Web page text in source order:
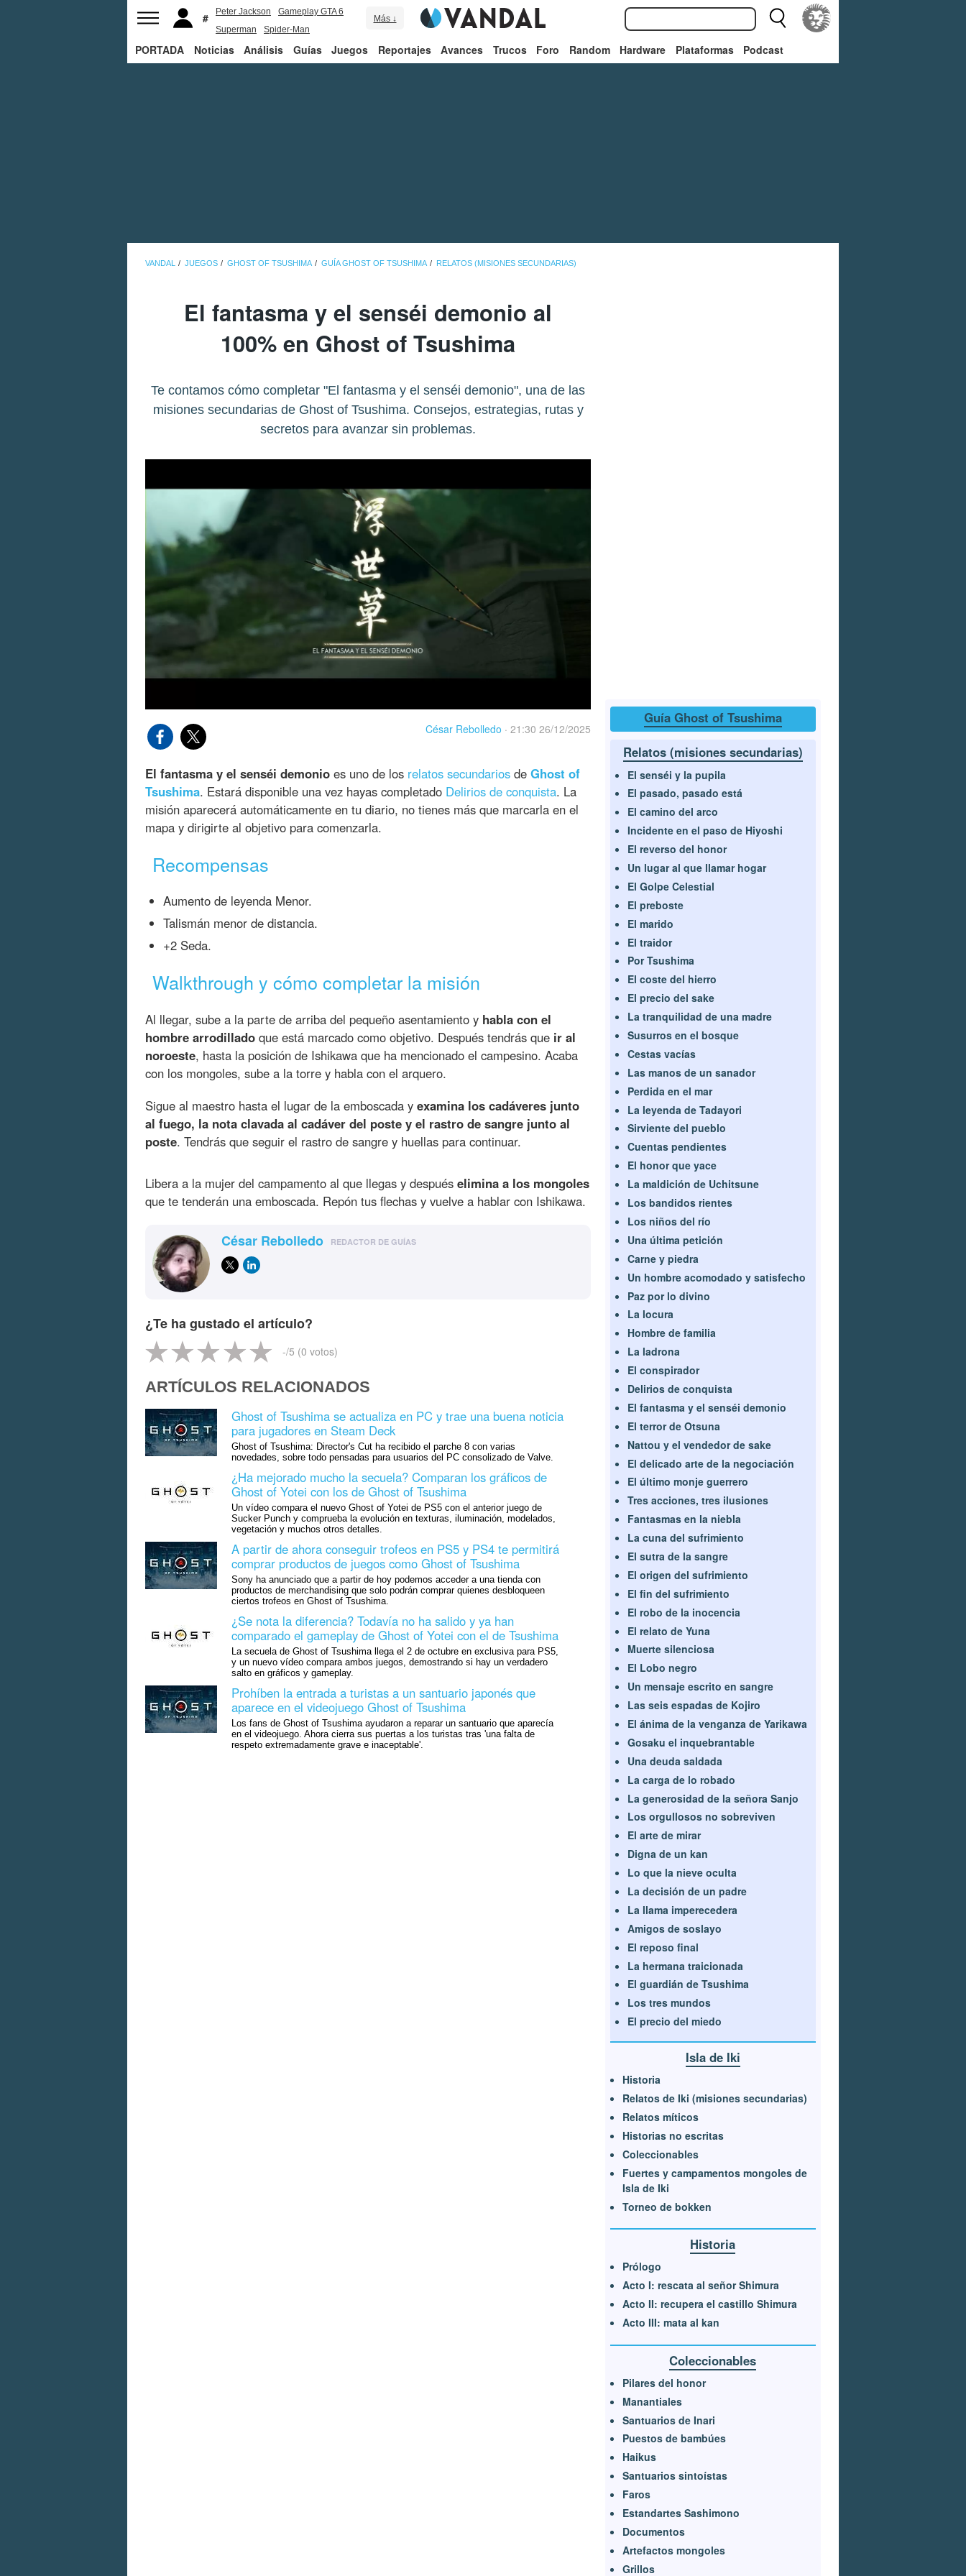
Peter Jackson
Gameplay GTA 6
Superman
Spider-Man
Más ↓
PORTADA Noticias Análisis Guías Juegos Reportajes Avances Trucos Foro Random Hardware Plataformas Podcast
VANDAL JUEGOS GHOST OF TSUSHIMA GUÍA GHOST OF TSUSHIMA RELATOS (MISIONES SECUNDARIAS)
El fantasma y el senséi demonio al
100% en Ghost of Tsushima
Te contamos cómo completar "El fantasma y el senséi demonio", una de las
misiones secundarias de Ghost of Tsushima. Consejos, estrategias, rutas y
secretos para avanzar sin problemas.
César Rebolledo · 21:30 26/12/2025
El fantasma y el senséi demonio es uno de los relatos secundarios de Ghost of
Tsushima. Estará disponible una vez hayas completado Delirios de conquista. La
misión aparecerá automáticamente en tu diario, no tienes más que marcarla en el
mapa y dirigirte al objetivo para comenzarla.
Recompensas
Aumento de leyenda Menor.
Talismán menor de distancia.
+2 Seda.
Walkthrough y cómo completar la misión
Al llegar, sube a la parte de arriba del pequeño asentamiento y habla con el
hombre arrodillado que está marcado como objetivo. Después tendrás que ir al
noroeste, hasta la posición de Ishikawa que ha mencionado el campesino. Acaba
con los mongoles, sube a la torre y habla con el arquero.
Sigue al maestro hasta el lugar de la emboscada y examina los cadáveres junto
al fuego, la nota clavada al cadáver del poste y el rastro de sangre junto al
poste. Tendrás que seguir el rastro de sangre y huellas para continuar.
Libera a la mujer del campamento al que llegas y después elimina a los mongoles
que te tenderán una emboscada. Repón tus flechas y vuelve a hablar con Ishikawa.
César Rebolledo REDACTOR DE GUÍAS
¿Te ha gustado el artículo?
-/5 (0 votos)
ARTÍCULOS RELACIONADOS
Ghost of Tsushima se actualiza en PC y trae una buena noticia
para jugadores en Steam Deck
Ghost of Tsushima: Director's Cut ha recibido el parche 8 con varias
novedades, sobre todo pensadas para usuarios del PC consolizado de Valve.
¿Ha mejorado mucho la secuela? Comparan los gráficos de
Ghost of Yotei con los de Ghost of Tsushima
Un vídeo compara el nuevo Ghost of Yotei de PS5 con el anterior juego de
Sucker Punch y comprueba la evolución en texturas, iluminación, modelados,
vegetación y muchos otros detalles.
A partir de ahora conseguir trofeos en PS5 y PS4 te permitirá
comprar productos de juegos como Ghost of Tsushima
Sony ha anunciado que a partir de hoy podemos acceder a una tienda con
productos de merchandising que solo podrán comprar quienes desbloqueen
ciertos trofeos en Ghost of Tsushima.
¿Se nota la diferencia? Todavía no ha salido y ya han
comparado el gameplay de Ghost of Yotei con el de Tsushima
La secuela de Ghost of Tsushima llega el 2 de octubre en exclusiva para PS5,
y un nuevo vídeo compara ambos juegos, demostrando si hay un verdadero
salto en gráficos y gameplay.
Prohíben la entrada a turistas a un santuario japonés que
aparece en el videojuego Ghost of Tsushima
Los fans de Ghost of Tsushima ayudaron a reparar un santuario que aparecía
en el videojuego. Ahora cierra sus puertas a los turistas tras 'una falta de
respeto extremadamente grave e inaceptable'.
Guía Ghost of Tsushima
Relatos (misiones secundarias)
El senséi y la pupila
El pasado, pasado está
El camino del arco
Incidente en el paso de Hiyoshi
El reverso del honor
Un lugar al que llamar hogar
El Golpe Celestial
El preboste
El marido
El traidor
Por Tsushima
El coste del hierro
El precio del sake
La tranquilidad de una madre
Susurros en el bosque
Cestas vacías
Las manos de un sanador
Perdida en el mar
La leyenda de Tadayori
Sirviente del pueblo
Cuentas pendientes
El honor que yace
La maldición de Uchitsune
Los bandidos rientes
Los niños del río
Una última petición
Carne y piedra
Un hombre acomodado y satisfecho
Paz por lo divino
La locura
Hombre de familia
La ladrona
El conspirador
Delirios de conquista
El fantasma y el senséi demonio
El terror de Otsuna
Nattou y el vendedor de sake
El delicado arte de la negociación
El último monje guerrero
Tres acciones, tres ilusiones
Fantasmas en la niebla
La cuna del sufrimiento
El sutra de la sangre
El origen del sufrimiento
El fin del sufrimiento
El robo de la inocencia
El relato de Yuna
Muerte silenciosa
El Lobo negro
Un mensaje escrito en sangre
Las seis espadas de Kojiro
El ánima de la venganza de Yarikawa
Gosaku el inquebrantable
Una deuda saldada
La carga de lo robado
La generosidad de la señora Sanjo
Los orgullosos no sobreviven
El arte de mirar
Digna de un kan
Lo que la nieve oculta
La decisión de un padre
La llama imperecedera
Amigos de soslayo
El reposo final
La hermana traicionada
El guardián de Tsushima
Los tres mundos
El precio del miedo
Isla de Iki
Historia
Relatos de Iki (misiones secundarias)
Relatos míticos
Historias no escritas
Coleccionables
Fuertes y campamentos mongoles de
Isla de Iki
Torneo de bokken
Historia
Prólogo
Acto I: rescata al señor Shimura
Acto II: recupera el castillo Shimura
Acto III: mata al kan
Coleccionables
Pilares del honor
Manantiales
Santuarios de Inari
Puestos de bambúes
Haikus
Santuarios sintoístas
Faros
Estandartes Sashimono
Documentos
Artefactos mongoles
Grillos